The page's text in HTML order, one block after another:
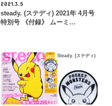
2021.3.5
steady. (ステディ) 2021年 4月号
特別号 《付録》 ムーミ…
Steady. (ステディ)